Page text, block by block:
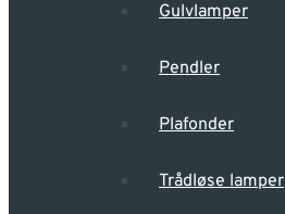
Gulvlamper
Pendler
Plafonder
Trådløse lamper